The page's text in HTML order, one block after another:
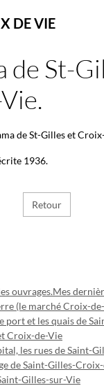
DE VIE
de St-
1936.
Retour
ouvrages.Mes
(le marché Croix-
port et les quais de
Croix-de-Vie
les rues de Saint-
de Saint-Gilles-
Gilles-sur-Vie